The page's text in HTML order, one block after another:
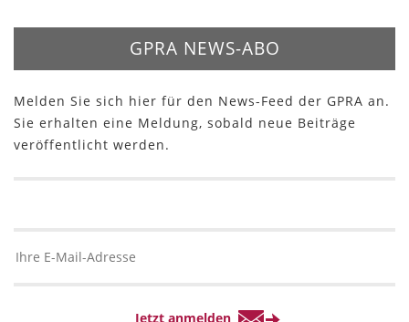
GPRA NEWS-ABO
Melden Sie sich hier für den News-Feed der GPRA an.
Sie erhalten eine Meldung, sobald neue Beiträge
veröffentlicht werden.